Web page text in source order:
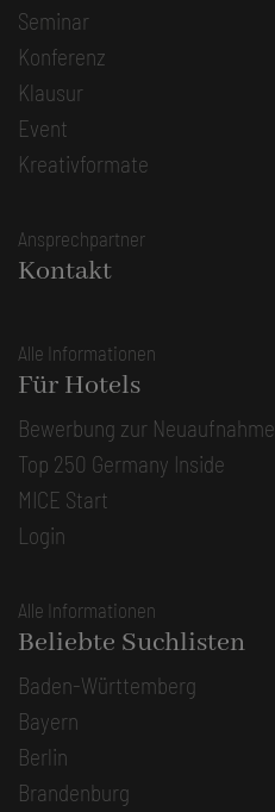
Seminar
Konferenz
Klausur
Event
Kreativformate
Ansprechpartner
Kontakt
Alle Informationen
Für Hotels
Bewerbung zur Neuaufnahme
Top 250 Germany Inside
MICE Start
Login
Alle Informationen
Beliebte Suchlisten
Baden-Württemberg
Bayern
Berlin
Brandenburg